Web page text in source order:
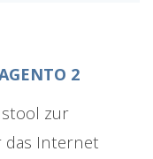
2
zur
das Internet